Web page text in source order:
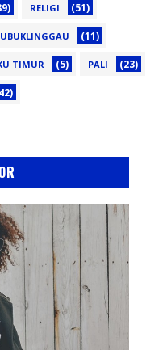
RELIGI (51)
(11)
TIMUR (5) PALI (23)